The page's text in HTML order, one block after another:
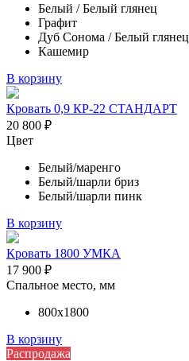
Белый / Белый глянец
Графит
Дуб Сонома / Белый глянец
Кашемир
В корзину
Кровать 0,9 КР-22 СТАНДАРТ
20 800 ₽
Цвет
Белый/маренго
Белый/шарли бриз
Белый/шарли пинк
В корзину
Кровать 1800 УМКА
17 900 ₽
Спальное место, мм
800х1800
В корзину
Распродажа